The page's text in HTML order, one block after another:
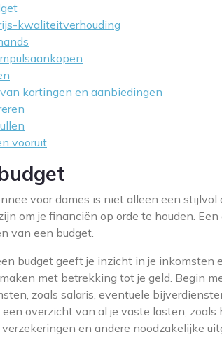
kwaliteitverhouding
kortingen en aanbiedingen
vooruit
voor dames is niet alleen een stijlvol
om je financiën op orde te houden.
van een budget.
budget geeft je inzicht in je inkomsten
met betrekking tot je geld. Begin
zoals salaris, eventuele
overzicht van al je vaste lasten, zoals
en andere noodzakelijke